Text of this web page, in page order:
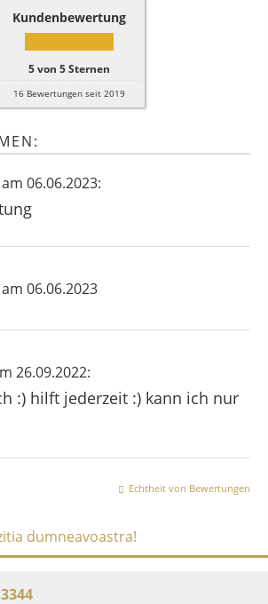
Kundenbewertung
5von 5Sternen
16 Bewertungen seit 2019
am 06.06.2023:
am 06.06.2023
26.09.2022:
:) hilft jederzeit :) kann ich nur
Echtheit von Bewertungen
dumneavoastra!